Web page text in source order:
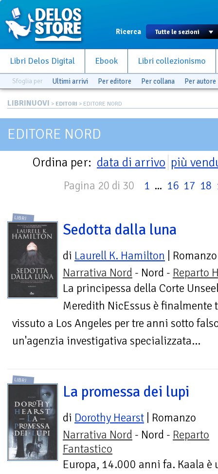
Ricerca
Libri Delos Digital Ebook Libri collezionismo
Sfoglia per Ultimi arrivi Per editore Per collana Per autore
LIBRINUOVI > EDITORI > EDITORE NORD
EDITORE NORD
Ordina per: data di arrivo più
Pagina 20 di 30 1 ... 16 17 18
LIBRI
Sedotta dalla luna
di Laurell K. Hamilton | Romanzo
Narrativa Nord - Nord - Reparto
La principessa della Corte
Meredith NicEssus è finalmente
vissuto a Los Angeles per tre anni sotto
un'agenzia investigativa specializzata...
LIBRI
La promessa dei lupi
di Dorothy Hearst | Romanzo
Narrativa Nord - Nord - Reparto
Fantastico
Europa, 14.000 anni fa. Kaala